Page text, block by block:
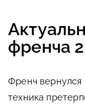
френча
Френч вернулся
техника